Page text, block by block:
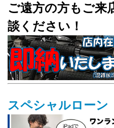
ご遠方の方もご来
談ください！
スペシャルローン